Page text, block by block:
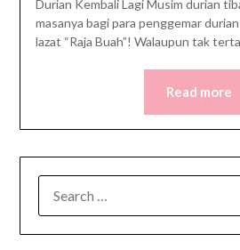
Durian Kembali Lagi Musim durian
masanya bagi para penggemar
lazat “Raja Buah”! Walaupun tak
Read more
FOR: